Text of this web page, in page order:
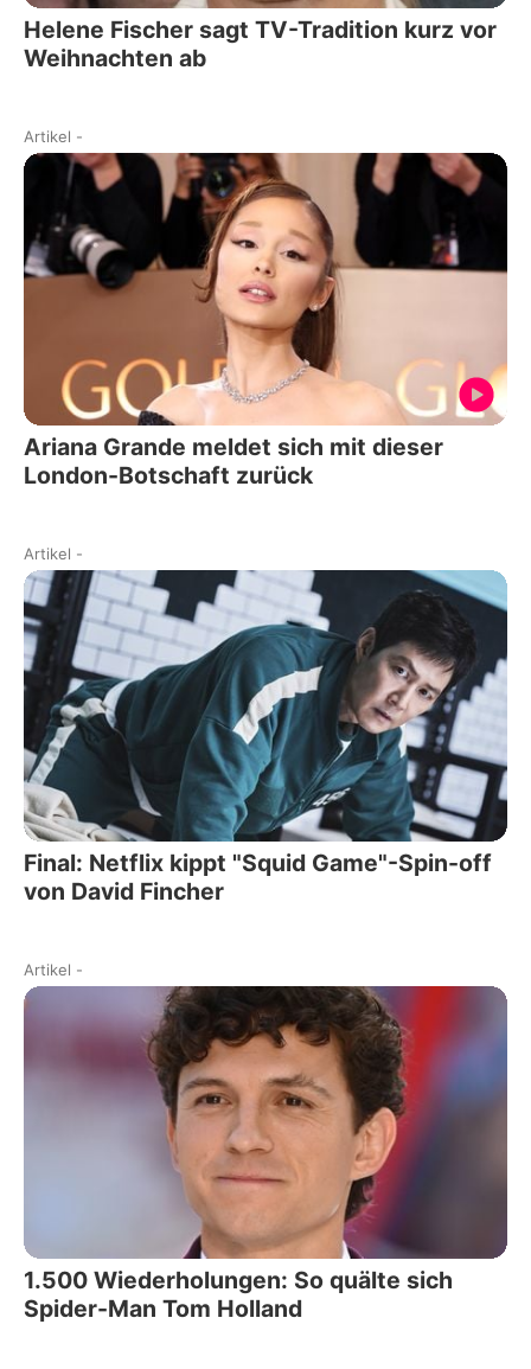
Helene Fischer sagt TV-Tradition kurz vor
Weihnachten ab
Artikel -
Ariana Grande meldet sich mit dieser
London-Botschaft zurück
Artikel -
Final: Netflix kippt "Squid Game"-Spin-off
von David Fincher
Artikel -
1.500 Wiederholungen: So quälte sich
Spider-Man Tom Holland